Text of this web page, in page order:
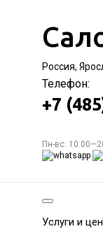
Россия,
Телефон:
+7
Пн-вс:
Услуги и